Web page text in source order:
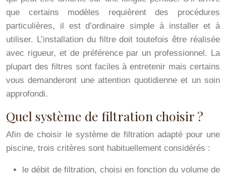
que certains modèles requièrent des procédures
particulières, il est d’ordinaire simple à installer et à
utiliser. L’installation du filtre doit toutefois être réalisée
avec rigueur, et de préférence par un professionnel. La
plupart des filtres sont faciles à entretenir mais certains
vous demanderont une attention quotidienne et un soin
approfondi.
Quel système de filtration choisir ?
Afin de choisir le système de filtration adapté pour une
piscine, trois critères sont habituellement considérés :
le débit de filtration, choisi en fonction du volume de